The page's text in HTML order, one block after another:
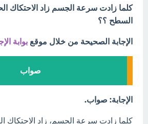
كلما زادت سرعة الجسم زاد الاحتكاك
السطح ؟؟
الإجابة الصحيحة من خلال موقع بوابة
صواب
الإجابة: صواب.
كلما زادت سرعة الجسم، زاد الاحتكاك